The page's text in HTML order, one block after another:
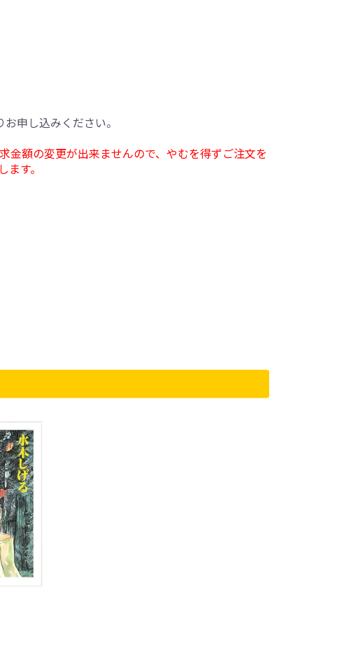
申し込みください。
金額の変更が出来ませんので、やむを得ずご注文を
す。